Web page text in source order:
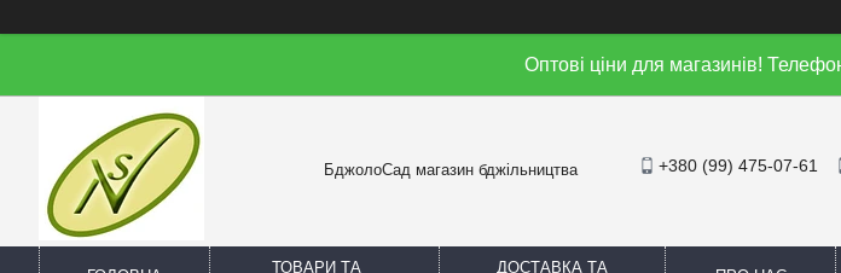
Оптові ціни для магазинів!
БджолоСад магазин бджільництва +380 (99) 475-07-61
ТОВАРИ ТА
ДОСТАВКА ТА